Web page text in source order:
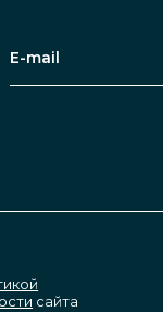
сайта